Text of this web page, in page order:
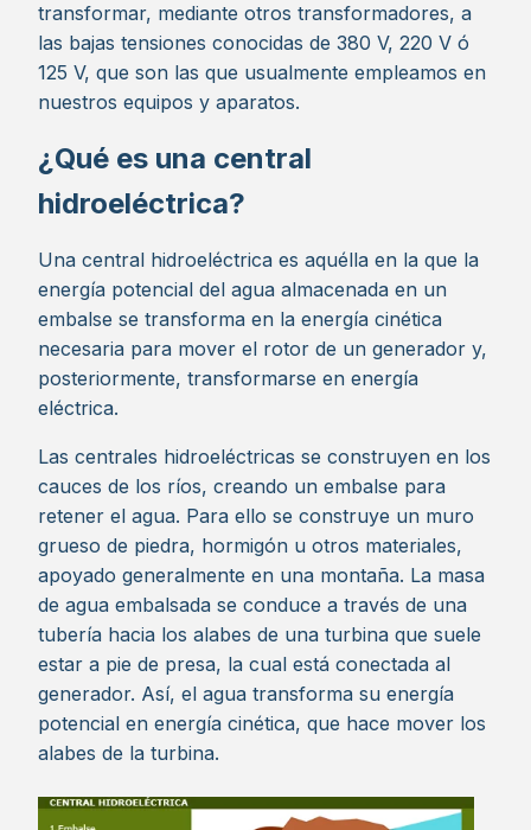
transformar, mediante otros transformadores, a
las bajas tensiones conocidas de 380 V, 220 V ó
125 V, que son las que usualmente empleamos en
nuestros equipos y aparatos.
¿Qué es una central
hidroeléctrica?
Una central hidroeléctrica es aquélla en la que la
energía potencial del agua almacenada en un
embalse se transforma en la energía cinética
necesaria para mover el rotor de un generador y,
posteriormente, transformarse en energía
eléctrica.
Las centrales hidroeléctricas se construyen en los
cauces de los ríos, creando un embalse para
retener el agua. Para ello se construye un muro
grueso de piedra, hormigón u otros materiales,
apoyado generalmente en una montaña. La masa
de agua embalsada se conduce a través de una
tubería hacia los alabes de una turbina que suele
estar a pie de presa, la cual está conectada al
generador. Así, el agua transforma su energía
potencial en energía cinética, que hace mover los
alabes de la turbina.